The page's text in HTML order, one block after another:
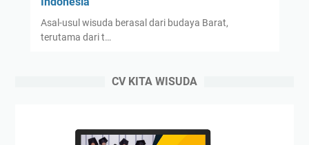
Asal-usul wisuda berasal dari budaya Barat,
terutama dari t…
CV KITA WISUDA